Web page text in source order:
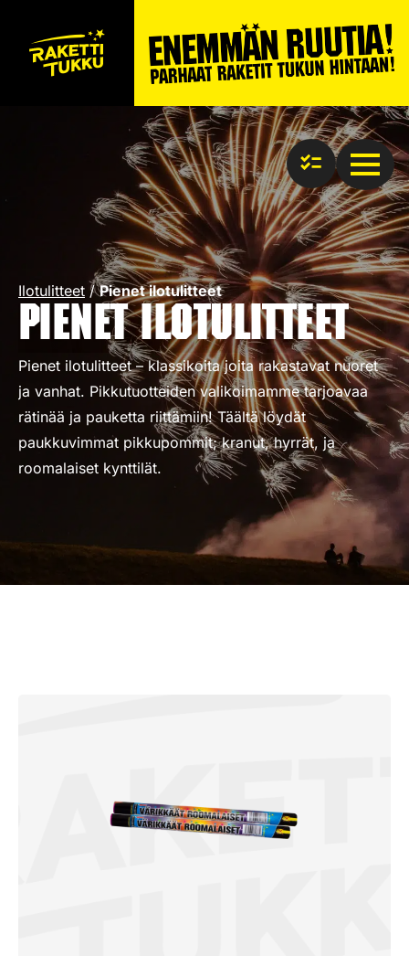
Ilotulitteet / Pienet ilotulitteet
Pienet ilotulitteet
Pienet ilotulitteet – klassikoita joita rakastavat nuoret
ja vanhat. Pikkutuotteiden valikoimamme tarjoavaa
rätinää ja pauketta riittämiin! Täältä löydät
paukkuvimmat pikkupommit; kranut, hyrrät, ja
roomalaiset kynttilät.